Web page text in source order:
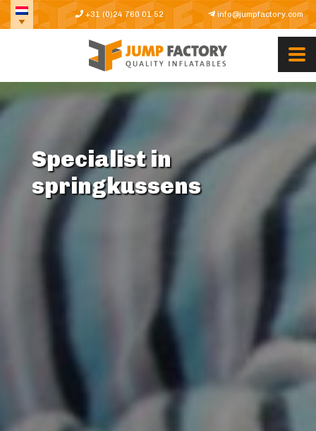
+31 (0)24 760 01 52 info@jumpfactory.com
Specialist in
springkussens